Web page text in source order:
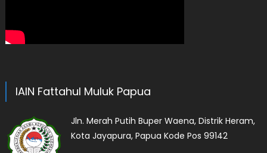
IAIN Fattahul Muluk Papua
Jln. Merah Putih Buper Waena, Distrik Heram,
Kota Jayapura, Papua Kode Pos 99142